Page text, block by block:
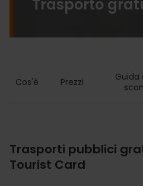
Trasporto
Cos'è Prezzi
Guida
Trasporti pubblici
Tourist Card